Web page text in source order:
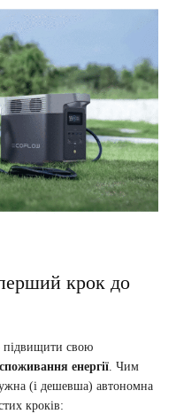
крок до
підвищити свою
енергії. Чим
(і дешевша) автономна
кроків: